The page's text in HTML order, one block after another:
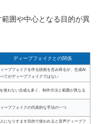
囲や中心となる目的が異
ディープフェイクとの関係
ープフェイクを作る技術を含み得るが、生成AI
てがディープフェイクではない
使わない合成も多く、制作方法と範囲が異なる
ープフェイクの代表的な手法の一つ
になりすます目的で使われると音声ディープフ